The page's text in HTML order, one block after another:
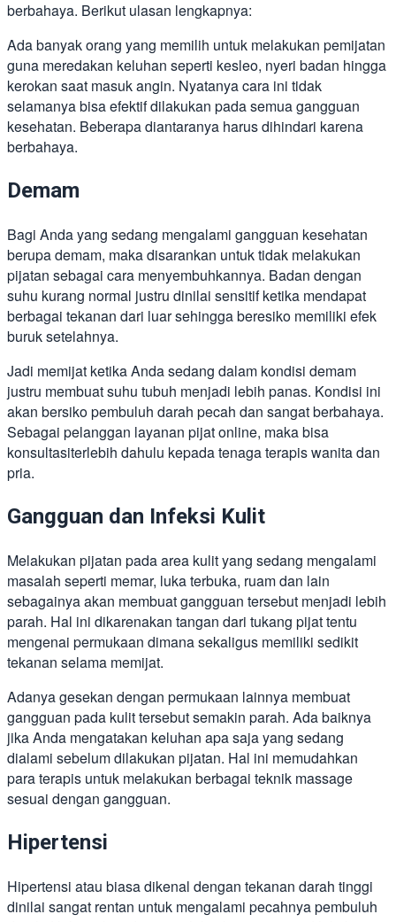
berbahaya. Berikut ulasan lengkapnya:
Ada banyak orang yang memilih untuk melakukan pemijatan
guna meredakan keluhan seperti kesleo, nyeri badan hingga
kerokan saat masuk angin. Nyatanya cara ini tidak
selamanya bisa efektif dilakukan pada semua gangguan
kesehatan. Beberapa diantaranya harus dihindari karena
berbahaya.
Demam
Bagi Anda yang sedang mengalami gangguan kesehatan
berupa demam, maka disarankan untuk tidak melakukan
pijatan sebagai cara menyembuhkannya. Badan dengan
suhu kurang normal justru dinilai sensitif ketika mendapat
berbagai tekanan dari luar sehingga beresiko memiliki efek
buruk setelahnya.
Jadi memijat ketika Anda sedang dalam kondisi demam
justru membuat suhu tubuh menjadi lebih panas. Kondisi ini
akan bersiko pembuluh darah pecah dan sangat berbahaya.
Sebagai pelanggan layanan pijat online, maka bisa
konsultasiterlebih dahulu kepada tenaga terapis wanita dan
pria.
Gangguan dan Infeksi Kulit
Melakukan pijatan pada area kulit yang sedang mengalami
masalah seperti memar, luka terbuka, ruam dan lain
sebagainya akan membuat gangguan tersebut menjadi lebih
parah. Hal ini dikarenakan tangan dari tukang pijat tentu
mengenai permukaan dimana sekaligus memiliki sedikit
tekanan selama memijat.
Adanya gesekan dengan permukaan lainnya membuat
gangguan pada kulit tersebut semakin parah. Ada baiknya
jika Anda mengatakan keluhan apa saja yang sedang
dialami sebelum dilakukan pijatan. Hal ini memudahkan
para terapis untuk melakukan berbagai teknik massage
sesuai dengan gangguan.
Hipertensi
Hipertensi atau biasa dikenal dengan tekanan darah tinggi
dinilai sangat rentan untuk mengalami pecahnya pembuluh